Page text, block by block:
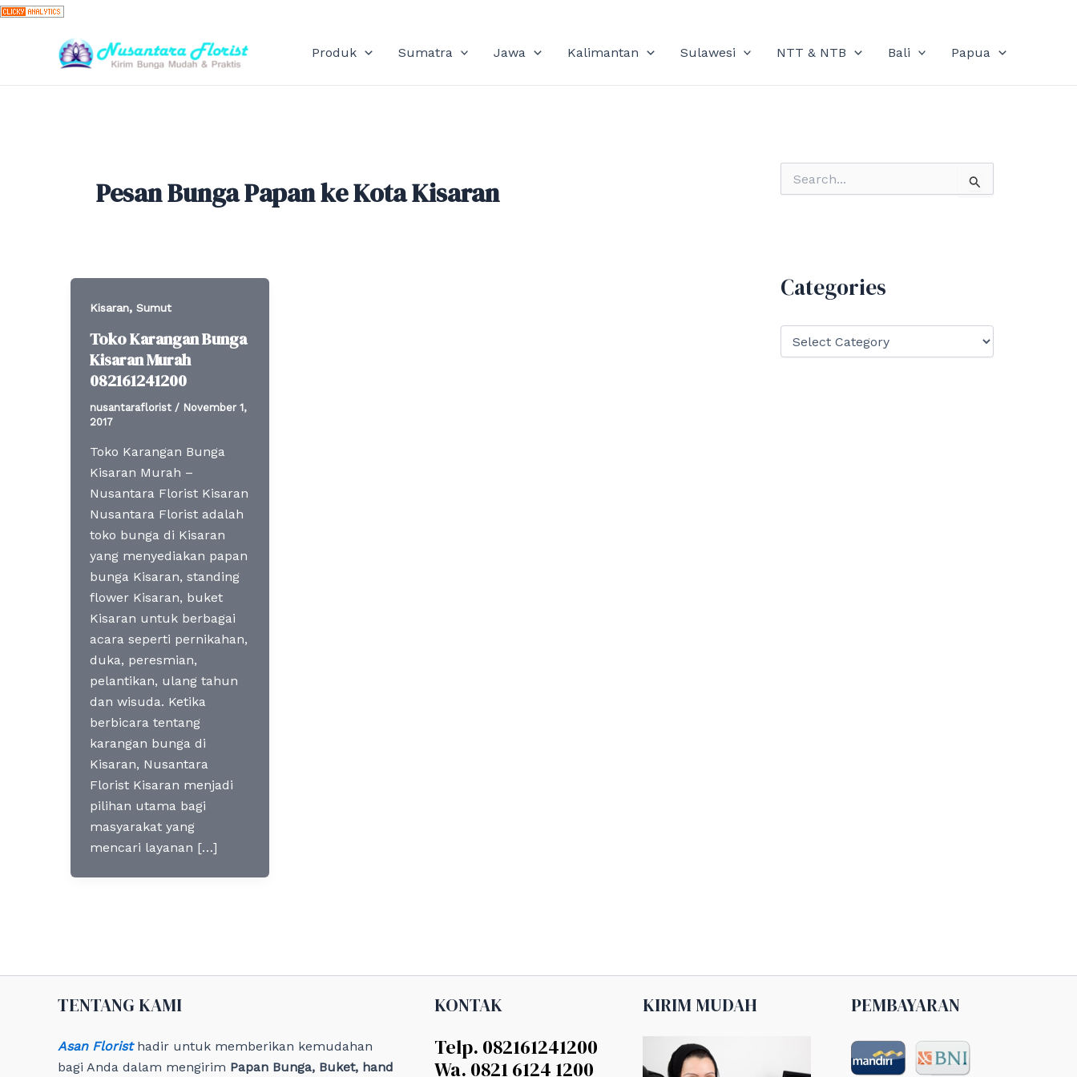
Skip
content
Produk Sumatra Jawa Kalimantan Sulawesi NTT & NTB Bali Papua
Pesan Bunga Papan ke Kota Kisaran
Kisaran, Sumut
Toko Karangan Bunga
Kisaran Murah
082161241200
nusantaraflorist / November 1,
2017
Toko Karangan Bunga
Kisaran Murah –
Nusantara Florist Kisaran
Nusantara Florist adalah
toko bunga di Kisaran
yang menyediakan papan
bunga Kisaran, standing
flower Kisaran, buket
Kisaran untuk berbagai
acara seperti pernikahan,
duka, peresmian,
pelantikan, ulang tahun
dan wisuda. Ketika
berbicara tentang
karangan bunga di
Kisaran, Nusantara
Florist Kisaran menjadi
pilihan utama bagi
masyarakat yang
mencari layanan […]
o
Categories
TENTANG KAMI
Asan Floristhadir untuk memberikan kemudahan
bagi Anda dalam mengirim Papan Bunga, Buket, hand
KONTAK
Telp. 082161241200
Wa. 0821 6124 1200
KIRIM MUDAH PEMBAYARAN